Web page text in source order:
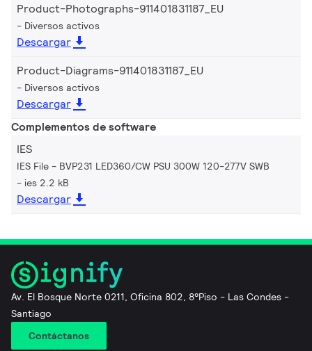
Product-Photographs-911401831187_EU
Diversos activos
Descargar
Product-Diagrams-911401831187_EU
Diversos activos
Descargar
Complementos de software
IES
IES File - BVP231 LED360/CW PSU 300W 120-277V SWB
ies 2.2 kB
Descargar
Av. El Bosque Norte 0211, Oficina 802, 8°Piso - Las Condes -
Santiago
Contáctanos